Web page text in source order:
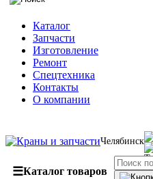
Каталог
Запчасти
Изготовление
Ремонт
Спецтехника
Контакты
О компании
Челябинск
☰Каталог товаров